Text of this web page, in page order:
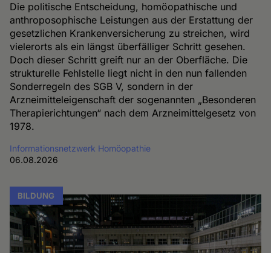
Die politische Entscheidung, homöopathische und
anthroposophische Leistungen aus der Erstattung der
gesetzlichen Krankenversicherung zu streichen, wird
vielerorts als ein längst überfälliger Schritt gesehen.
Doch dieser Schritt greift nur an der Oberfläche. Die
strukturelle Fehlstelle liegt nicht in den nun fallenden
Sonderregeln des SGB V, sondern in der
Arzneimitteleigenschaft der sogenannten „Besonderen
Therapierichtungen“ nach dem Arzneimittelgesetz von
1978.
Informationsnetzwerk Homöopathie
06.08.2026
BILDUNG